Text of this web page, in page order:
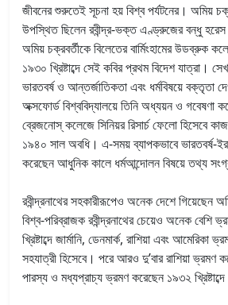
জীবনের শুরুতেই সূচনা হয় বিশ্ব পর্যটনের। অমিয়
উপস্থিত ছিলেন রবীন্দ্র-ভক্ত এণ্ড্রুজের বন্ধু
অমিয় চক্রবর্তীকে বিলেতের বার্মিংহামের উডব্রুক
১৯৩০ খ্রিষ্টাব্দে সেই কবির প্রথম বিদেশ যাত্রা।
ভারতবর্ষ ও আন্তর্জাতিকতা এবং ধর্মবিষয়ে বক্তৃতা
অক্সফোর্ড বিশ্ববিদ্যালয়ে তিনি অধ্যয়ন ও গবেষণা
ব্রেজনোস্‌ কলেজে সিনিয়র রিসার্চ ফেলো হিসেবে
১৯৪০ সাল অবধি। এ-সময় ব্যাপকভাবে ভারতবর্ষ-
করেছেন আধুনিক কালে ধর্মআন্দোলন বিষয়ে তথ্য
রবীন্দ্রনাথের সহকারীরূপেও অনেক দেশে গিয়েছেন
বিশ্ব-পরিব্রাজক রবীন্দ্রনাথের চেয়েও অনেক বেশি
খ্রিষ্টাব্দে জার্মানি, ডেনমার্ক, রাশিয়া এবং আমেরিকা
সহযাত্রী হিসেবে। পরে আরও দু’বার রাশিয়া ভ্রমণ
পারস্য ও মধ্যপ্রাচ্য ভ্রমণ করেছেন ১৯৩২